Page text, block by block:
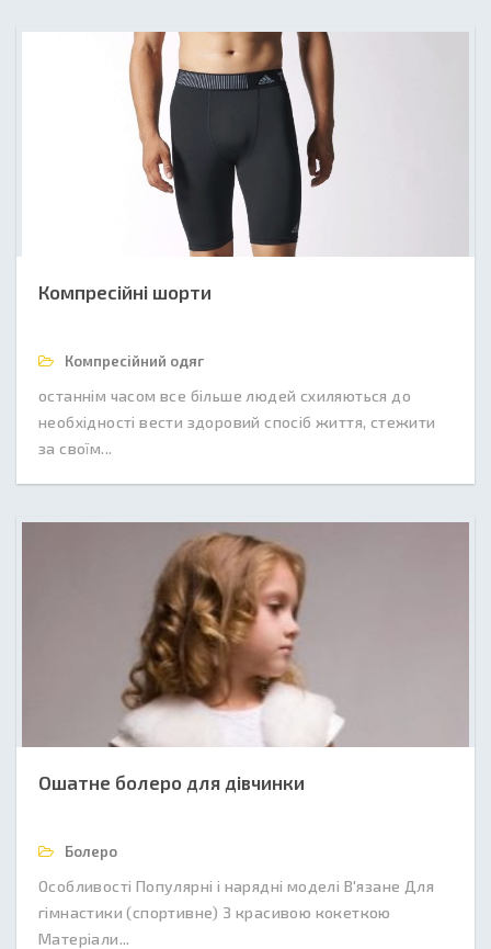
Компресійні шорти
Компресійний одяг
останнім часом все більше людей схиляються до
необхідності вести здоровий спосіб життя, стежити
за своїм...
Ошатне болеро для дівчинки
Болеро
Особливості Популярні і нарядні моделі В'язане Для
гімнастики (спортивне) З красивою кокеткою
Матеріали...